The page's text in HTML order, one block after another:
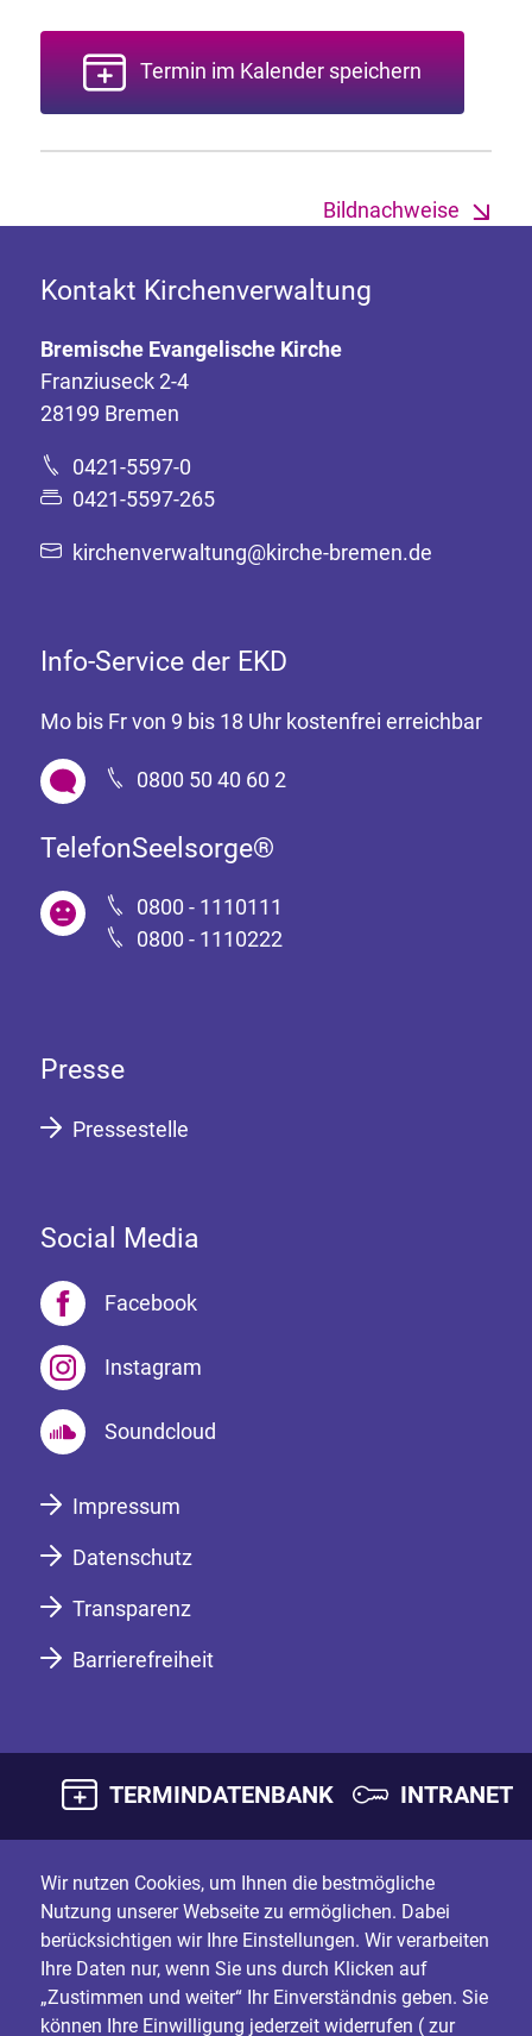
Termin im Kalender speichern
Bildnachweise
Kontakt Kirchenverwaltung
Bremische Evangelische Kirche
Franziuseck 2-4
28199 Bremen
0421-5597-0
0421-5597-265
kirchenverwaltung@kirche-bremen.de
Info-Service der EKD
Mo bis Fr von 9 bis 18 Uhr kostenfrei erreichbar
0800 50 40 60 2
TelefonSeelsorge®
0800 - 1110111
0800 - 1110222
Presse
Pressestelle
Social Media
Facebook
Instagram
Soundcloud
Impressum
Datenschutz
Transparenz
Barrierefreiheit
TERMINDATENBANK INTRANET
Wir nutzen Cookies, um Ihnen die bestmögliche
Nutzung unserer Webseite zu ermöglichen. Dabei
berücksichtigen wir Ihre Einstellungen. Wir verarbeiten
Ihre Daten nur, wenn Sie uns durch Klicken auf
„Zustimmen und weiter“ Ihr Einverständnis geben. Sie
können Ihre Einwilligung jederzeit widerrufen ( zur